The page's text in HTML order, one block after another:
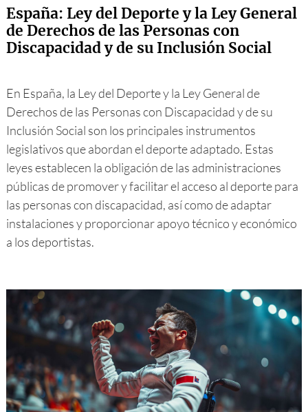
España: Ley del Deporte y la Ley General
de Derechos de las Personas con
Discapacidad y de su Inclusión Social
En España, la Ley del Deporte y la Ley General de
Derechos de las Personas con Discapacidad y de su
Inclusión Social son los principales instrumentos
legislativos que abordan el deporte adaptado. Estas
leyes establecen la obligación de las administraciones
públicas de promover y facilitar el acceso al deporte para
las personas con discapacidad, así como de adaptar
instalaciones y proporcionar apoyo técnico y económico
a los deportistas.